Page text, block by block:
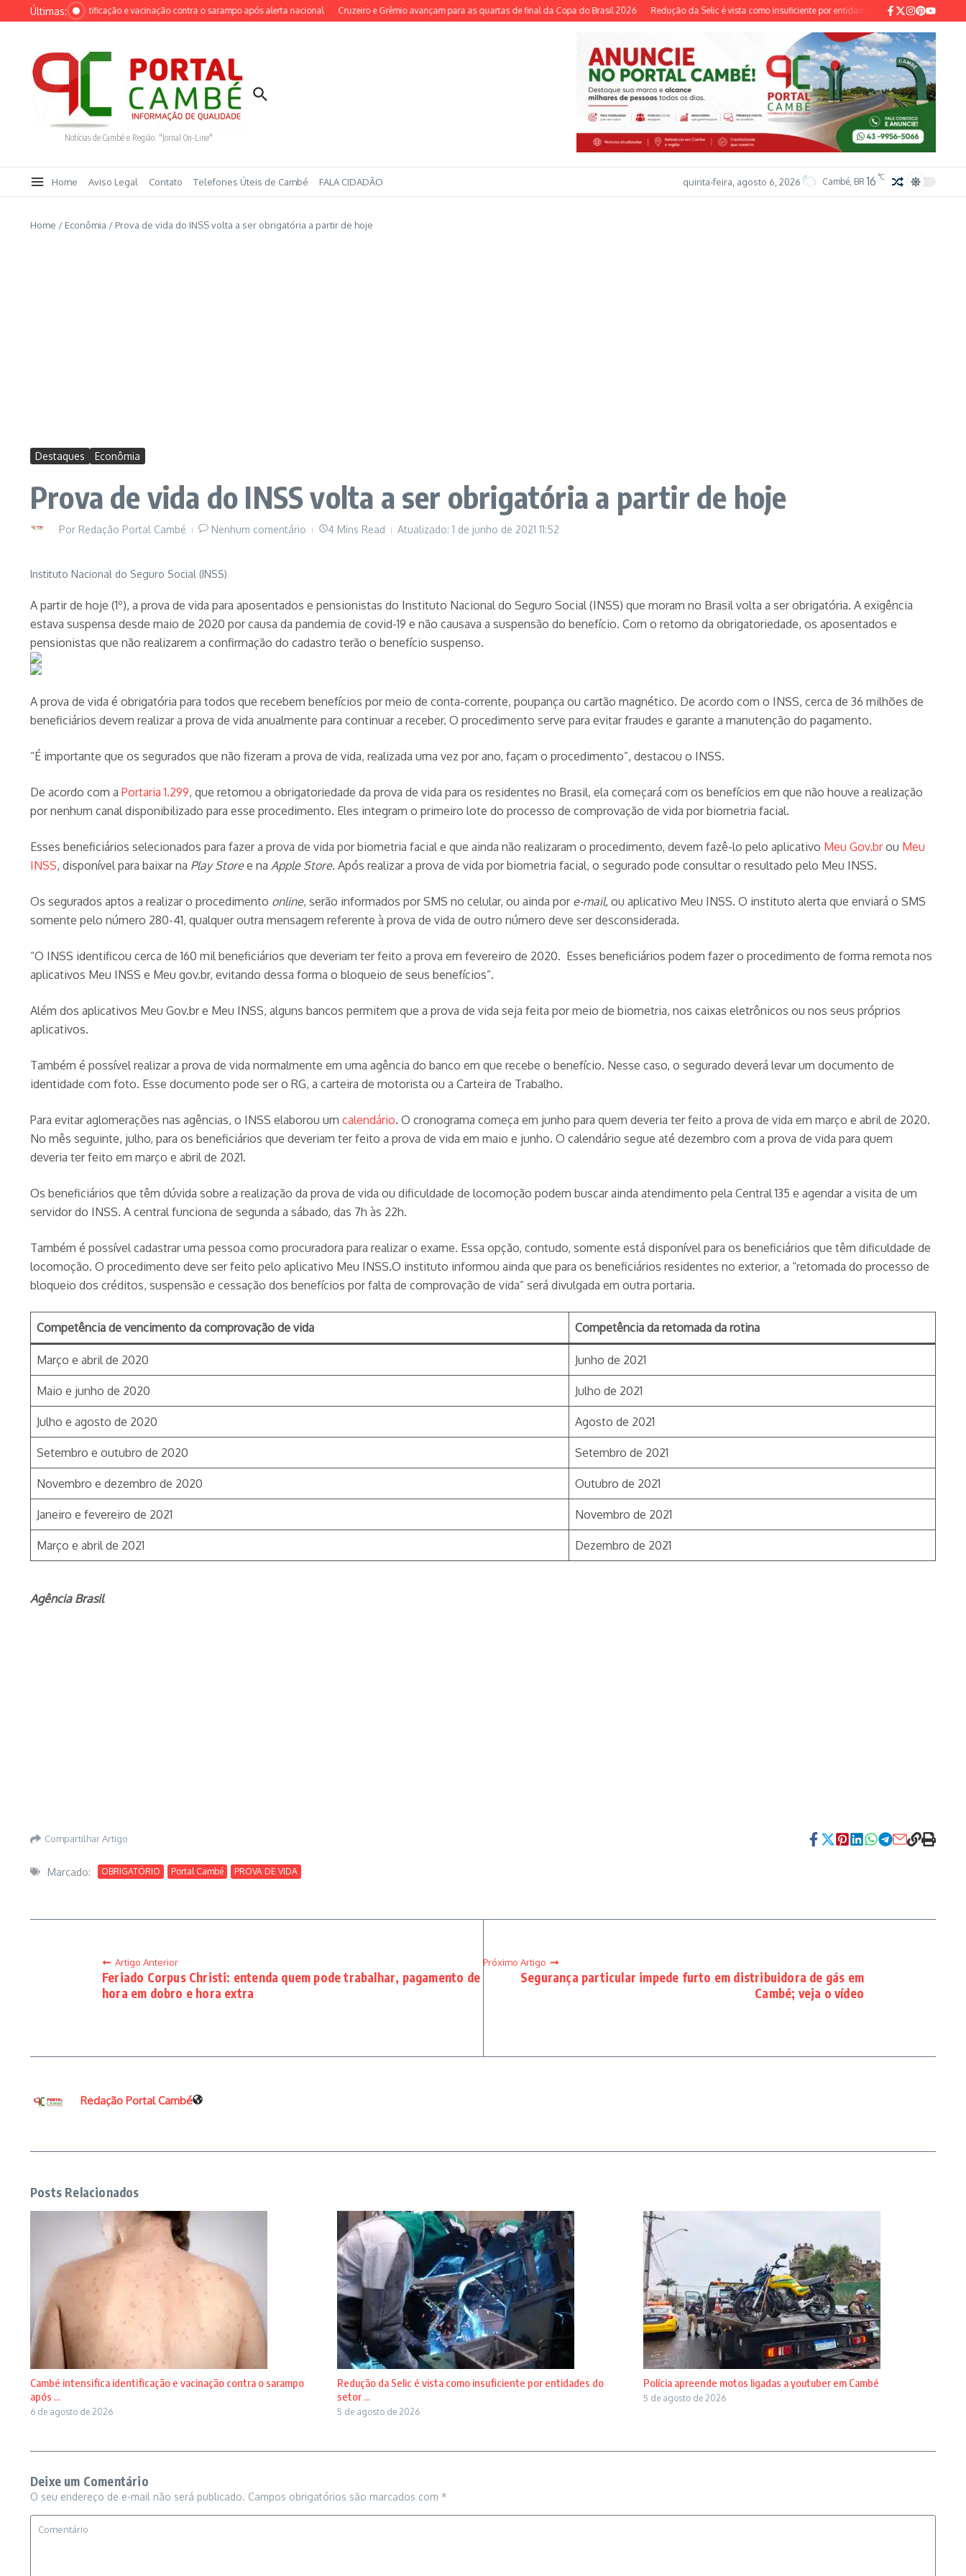
Ir para o conteúdo
Últimas:
intensifica identificação e vacinação contra o sarampo após alerta nacional Cruzeiro e Grêmio avançam para as quartas de final da Copa do Brasil 2026 Redução da Selic é vista como insuficiente por entidades do setor industrial e sindical
Notícias de Cambé e Região. "Jornal On-Line"
Home Aviso Legal Contato Telefones Úteis de Cambé FALA CIDADÃO quinta-feira, agosto 6, 2026 Cambé, BR 16 °C
Home / Econômia / Prova de vida do INSS volta a ser obrigatória a partir de hoje
Destaques Econômia
Prova de vida do INSS volta a ser obrigatória a partir de hoje
Por Redação Portal Cambé Nenhum comentário 4 Mins Read Atualizado: 1 de junho de 2021 11:52
Instituto Nacional do Seguro Social (INSS)
A partir de hoje (1º), a prova de vida para aposentados e pensionistas do Instituto Nacional do Seguro Social (INSS) que moram no Brasil volta a ser obrigatória. A exigência
estava suspensa desde maio de 2020 por causa da pandemia de covid-19 e não causava a suspensão do benefício. Com o retorno da obrigatoriedade, os aposentados e
pensionistas que não realizarem a confirmação do cadastro terão o benefício suspenso.
A prova de vida é obrigatória para todos que recebem benefícios por meio de conta-corrente, poupança ou cartão magnético. De acordo com o INSS, cerca de 36 milhões de
beneficiários devem realizar a prova de vida anualmente para continuar a receber. O procedimento serve para evitar fraudes e garante a manutenção do pagamento.
“É importante que os segurados que não fizeram a prova de vida, realizada uma vez por ano, façam o procedimento”, destacou o INSS.
De acordo com a Portaria 1.299, que retomou a obrigatoriedade da prova de vida para os residentes no Brasil, ela começará com os benefícios em que não houve a realização
por nenhum canal disponibilizado para esse procedimento. Eles integram o primeiro lote do processo de comprovação de vida por biometria facial.
Esses beneficiários selecionados para fazer a prova de vida por biometria facial e que ainda não realizaram o procedimento, devem fazê-lo pelo aplicativo Meu Gov.brou Meu
INSS, disponível para baixar na Play Storee na Apple Store. Após realizar a prova de vida por biometria facial, o segurado pode consultar o resultado pelo Meu INSS.
Os segurados aptos a realizar o procedimento online, serão informados por SMS no celular, ou ainda por e-mail, ou aplicativo Meu INSS. O instituto alerta que enviará o SMS
somente pelo número 280-41, qualquer outra mensagem referente à prova de vida de outro número deve ser desconsiderada.
“O INSS identificou cerca de 160 mil beneficiários que deveriam ter feito a prova em fevereiro de 2020. Esses beneficiários podem fazer o procedimento de forma remota nos
aplicativos Meu INSS e Meu gov.br, evitando dessa forma o bloqueio de seus benefícios”.
Além dos aplicativos Meu Gov.br e Meu INSS, alguns bancos permitem que a prova de vida seja feita por meio de biometria, nos caixas eletrônicos ou nos seus próprios
aplicativos.
Também é possível realizar a prova de vida normalmente em uma agência do banco em que recebe o benefício. Nesse caso, o segurado deverá levar um documento de
identidade com foto. Esse documento pode ser o RG, a carteira de motorista ou a Carteira de Trabalho.
Para evitar aglomerações nas agências, o INSS elaborou um calendário. O cronograma começa em junho para quem deveria ter feito a prova de vida em março e abril de 2020.
No mês seguinte, julho, para os beneficiários que deveriam ter feito a prova de vida em maio e junho. O calendário segue até dezembro com a prova de vida para quem
deveria ter feito em março e abril de 2021.
Os beneficiários que têm dúvida sobre a realização da prova de vida ou dificuldade de locomoção podem buscar ainda atendimento pela Central 135 e agendar a visita de um
servidor do INSS. A central funciona de segunda a sábado, das 7h às 22h.
Também é possível cadastrar uma pessoa como procuradora para realizar o exame. Essa opção, contudo, somente está disponível para os beneficiários que têm dificuldade de
locomoção. O procedimento deve ser feito pelo aplicativo Meu INSS.O instituto informou ainda que para os beneficiários residentes no exterior, a “retomada do processo de
bloqueio dos créditos, suspensão e cessação dos benefícios por falta de comprovação de vida” será divulgada em outra portaria.
Competência de vencimento da comprovação de vida Competência da retomada da rotina
Março e abril de 2020 Junho de 2021
Maio e junho de 2020 Julho de 2021
Julho e agosto de 2020 Agosto de 2021
Setembro e outubro de 2020 Setembro de 2021
Novembro e dezembro de 2020 Outubro de 2021
Janeiro e fevereiro de 2021 Novembro de 2021
Março e abril de 2021 Dezembro de 2021
Agência Brasil
Compartilhar Artigo
Marcado: OBRIGATÓRIO Portal Cambé PROVA DE VIDA
Artigo Anterior
Feriado Corpus Christi: entenda quem pode trabalhar, pagamento de
hora em dobro e hora extra
Próximo Artigo
Segurança particular impede furto em distribuidora de gás em
Cambé; veja o vídeo
Redação Portal Cambé
Posts Relacionados
Cambé intensifica identificação e vacinação contra o sarampo
após ...
6 de agosto de 2026
Redução da Selic é vista como insuficiente por entidades do
setor ...
5 de agosto de 2026
Polícia apreende motos ligadas a youtuber em Cambé
5 de agosto de 2026
Deixe um Comentário
O seu endereço de e-mail não será publicado. Campos obrigatórios são marcados com *